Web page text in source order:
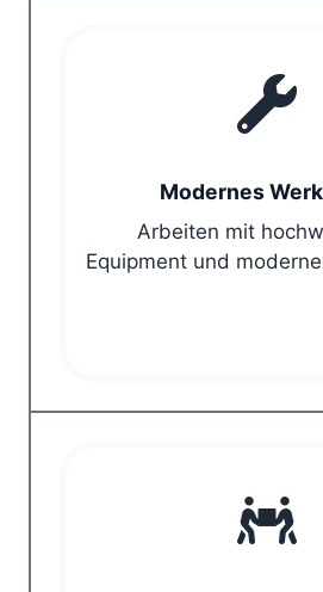
Modernes
Arbeiten mit
Equipment und